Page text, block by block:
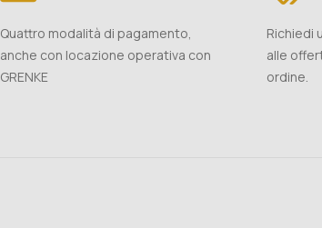
Quattro modalità di pagamento,
anche con locazione operativa con
GRENKE
Richiedi
alle
ordine.